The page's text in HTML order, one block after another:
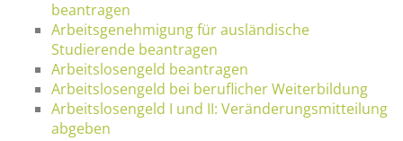
beantragen
Arbeitsgenehmigung für ausländische
Studierende beantragen
Arbeitslosengeld beantragen
Arbeitslosengeld bei beruflicher Weiterbildung
Arbeitslosengeld I und II: Veränderungsmitteilung
abgeben